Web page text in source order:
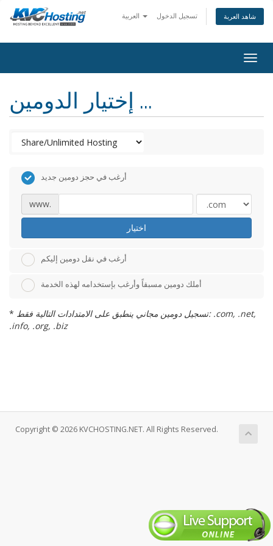
تسجيل الدخول شاهد العربة
إختيار الدومين ...
أرغب في حجز دومين جديد
www.
اختيار
أرغب في نقل دومين إليكم
أملك دومين مسبقاً وأرغب بإستخدامه لهذه الخدمة
* تسجيل دومين مجاني ينطبق على الامتدادات التالية فقط: .com, .net,
.info, .org, .biz
Copyright © 2026 KVCHOSTING.NET. All Rights Reserved.